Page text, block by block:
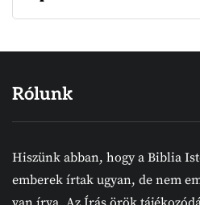
Rólunk
Hiszünk abban, hogy a Biblia
emberek írtak ugyan, de nem